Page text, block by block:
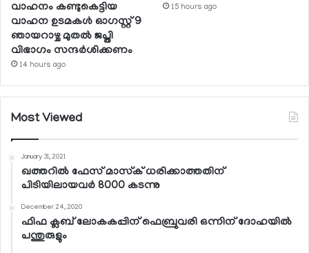
വാഹനം കണ്ടുകെട്ടിയ
വാഹന ഉടമകള്‍ ഓഗസ്റ്റ് 9
ഞായറാഴ്ച മുതല്‍ ജപ്തി
വിഭാഗം സന്ദര്‍ശിക്കണം
14 hours ago
15 hours ago
Most Viewed
January 31, 2021
ഖത്തറില്‍ ഫേസ് മാസ്‌ക് ധരിക്കാത്തതിന്
പിടിയിലായവര്‍ 8000 കടന്നു
December 24, 2020
ഫിഫ ക്ലബ് ലോകകപ്പിന് ഫെബ്രുവരി ഒന്നിന് ദോഹയില്‍
പന്തുരുളും